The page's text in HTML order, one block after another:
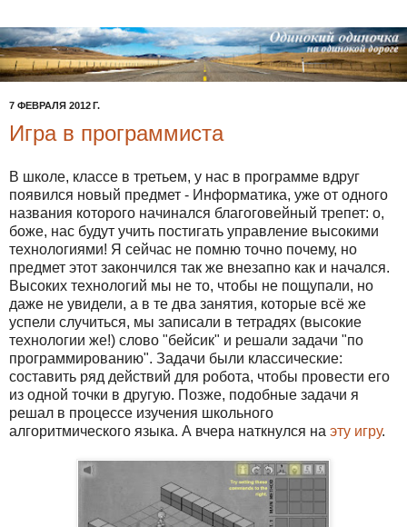
7 ФЕВРАЛЯ 2012 Г.
Игра в программиста
В школе, классе в третьем, у нас в программе вдруг
появился новый предмет - Информатика, уже от одного
названия которого начинался благоговейный трепет: о,
боже, нас будут учить постигать управление высокими
технологиями! Я сейчас не помню точно почему, но
предмет этот закончился так же внезапно как и начался.
Высоких технологий мы не то, чтобы не пощупали, но
даже не увидели, а в те два занятия, которые всё же
успели случиться, мы записали в тетрадях (высокие
технологии же!) слово "бейсик" и решали задачи "по
программированию". Задачи были классические:
составить ряд действий для робота, чтобы провести его
из одной точки в другую. Позже, подобные задачи я
решал в процессе изучения школьного
алгоритмического языка. А вчера наткнулся на эту игру.